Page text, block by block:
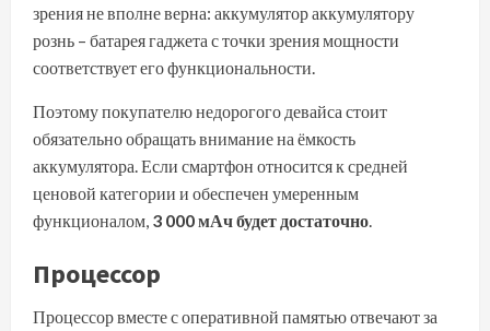
зрения не вполне верна: аккумулятор аккумулятору
рознь – батарея гаджета с точки зрения мощности
соответствует его функциональности.
Поэтому покупателю недорогого девайса стоит
обязательно обращать внимание на ёмкость
аккумулятора. Если смартфон относится к средней
ценовой категории и обеспечен умеренным
функционалом, 3 000 мАч будет достаточно
Процессор
Процессор вместе с оперативной памятью отвечают за